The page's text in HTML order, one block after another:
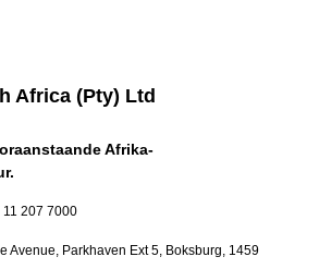
Africa (Pty) Ltd
Afrika-
11 207 7000
Avenue, Parkhaven Ext 5, Boksburg, 1459